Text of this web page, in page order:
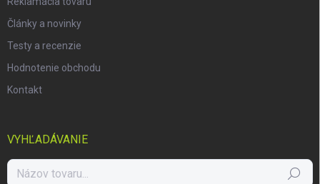
Články a novinky
Testy a recenzie
Hodnotenie obchodu
Kontakt
VYHĽADÁVANIE
Hľadať